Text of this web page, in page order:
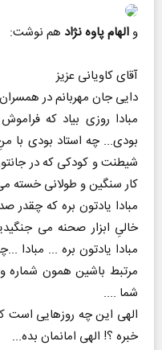
و الهام پاوه نژاد هم نوشت:
آقای کاویانی عزیز
دایی جان مهربانم در همسران
مبادا روزی بیاد که
بودی... چه استاد بودی با
شیطنت و کودکی که در
کار سنگین و طولانی خسته
مبادا یادتون بره که
خالیِ ابزار صحنه می
مبادا یادتون بره ... مبادا
مرتبط باشین همون شماره و
شما ....
الهی این چه روزهایی است
خبره ؟! الهی امانمان بده...